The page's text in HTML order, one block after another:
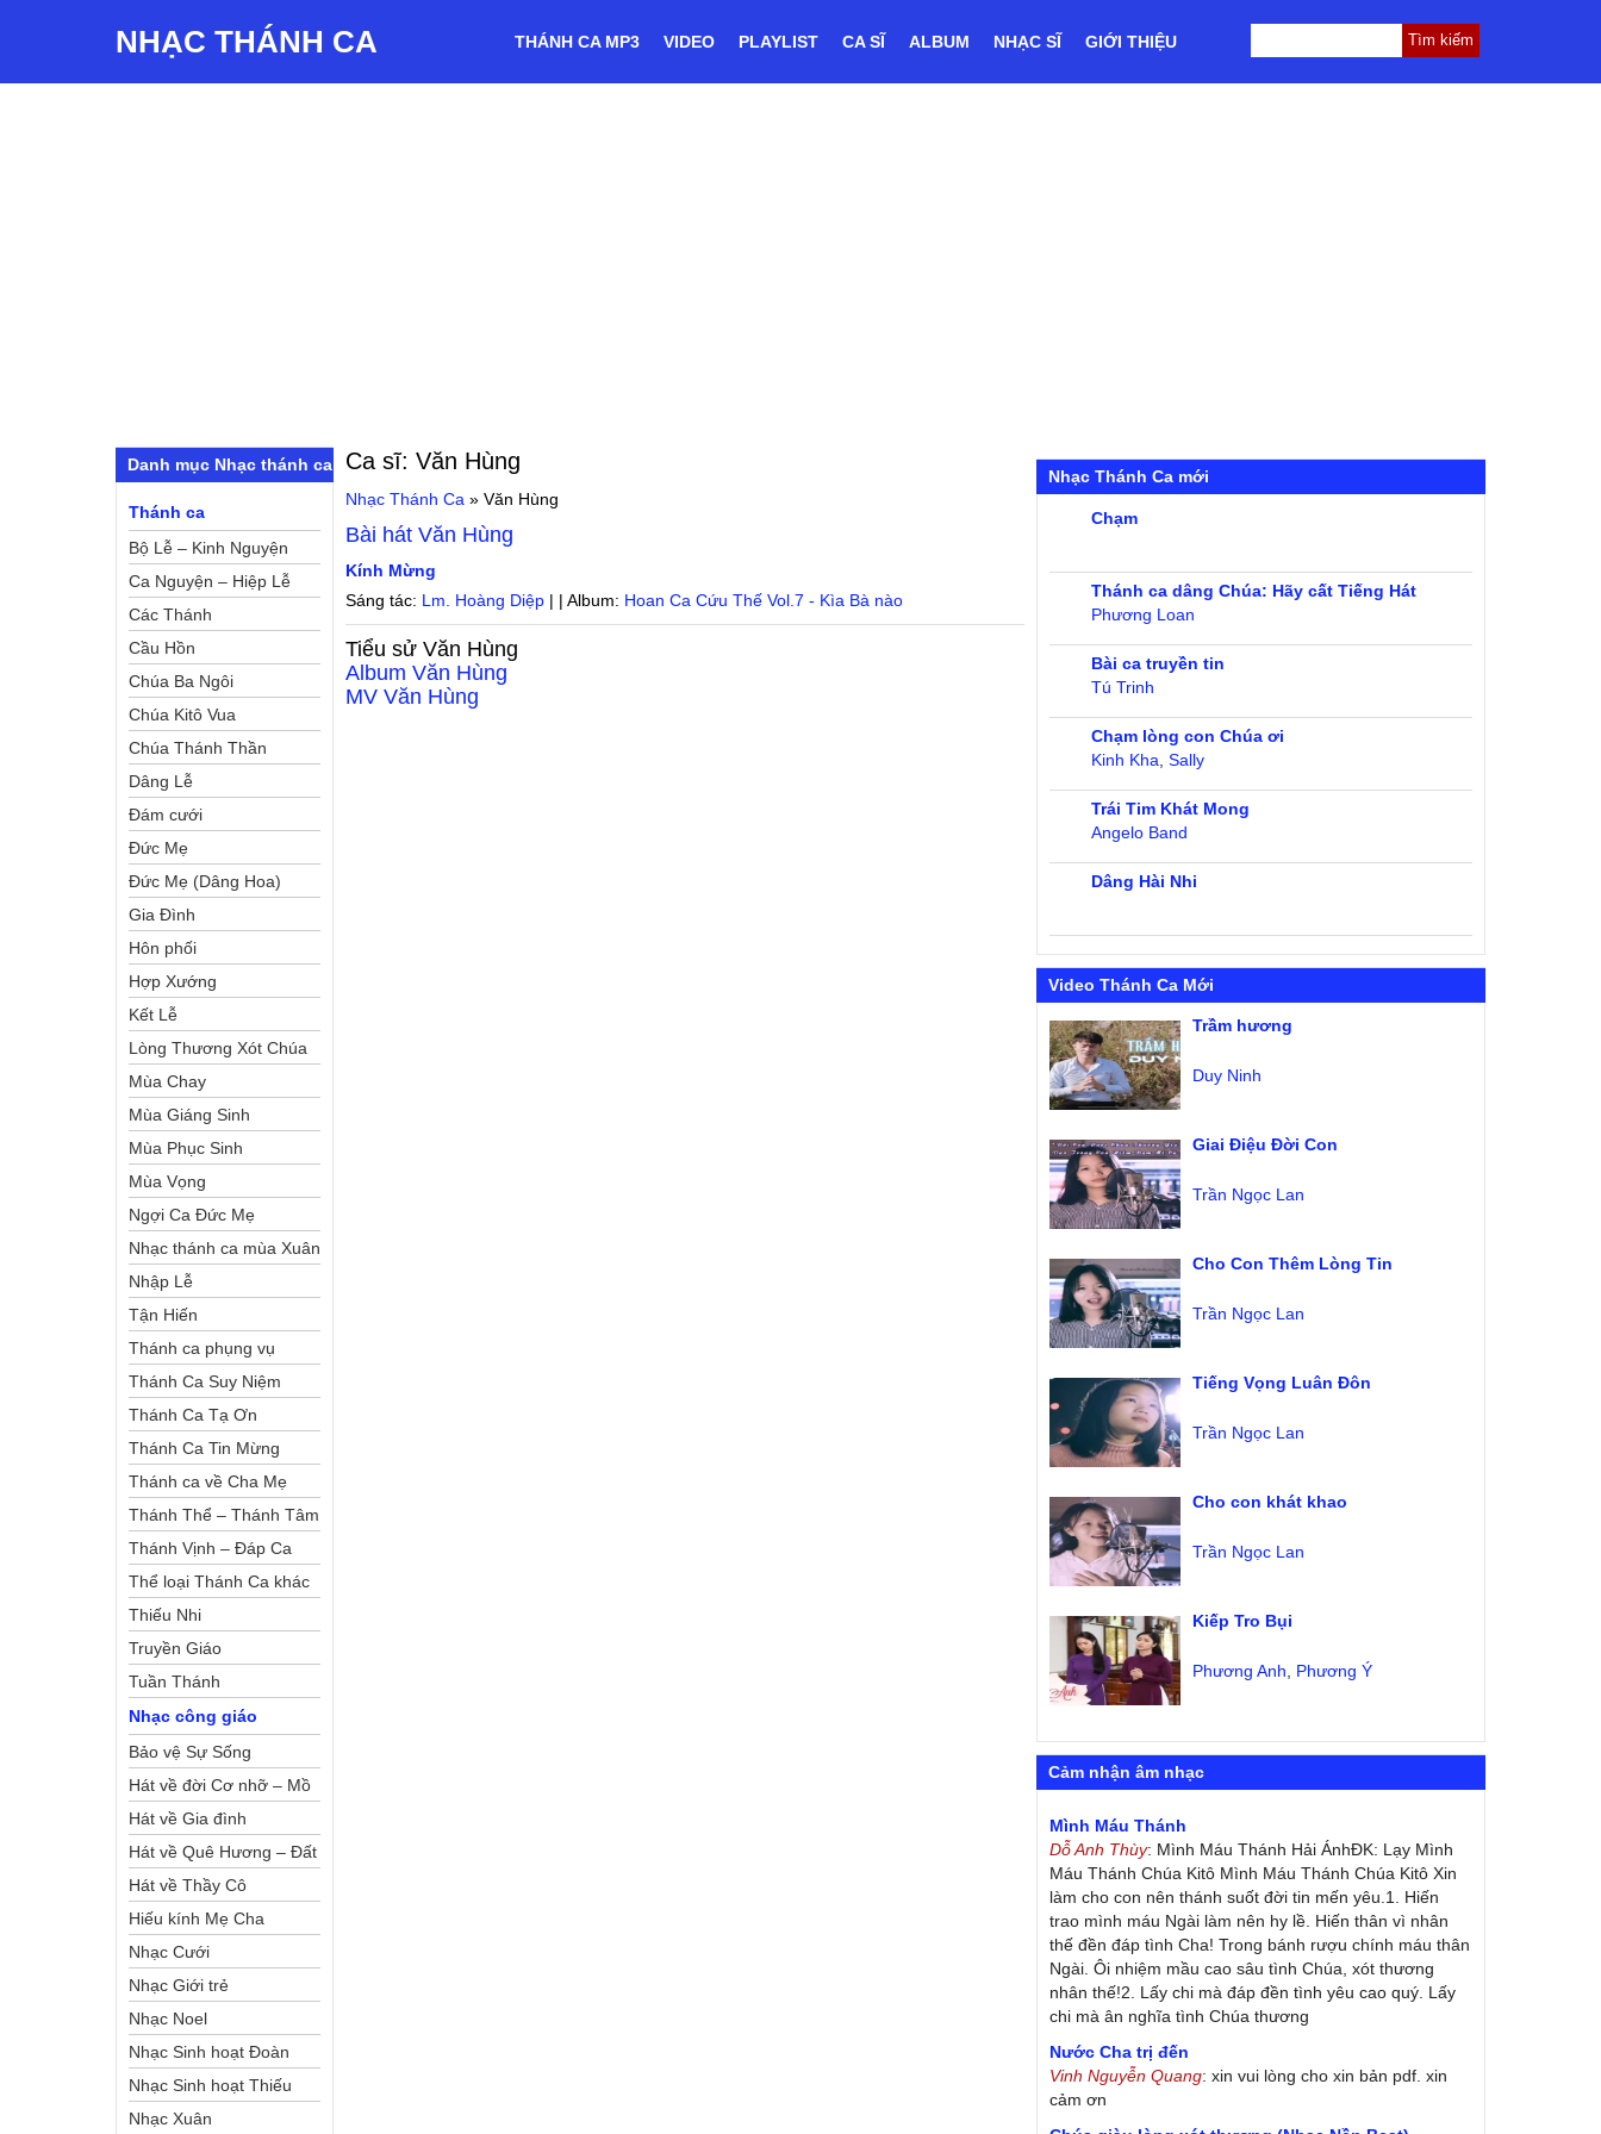
NHẠC THÁNH CA THÁNH CA MP3 VIDEO PLAYLIST CA SĨ ALBUM NHẠC SĨ GIỚI THIỆU
Ca sĩ:Văn Hùng
Nhạc Thánh Ca »Văn Hùng
Bài hátVăn Hùng
Kính Mừng
Sáng tác: Lm. Hoàng Diệp | | Album: Hoan Ca Cứu Thế Vol.7 - Kìa Bà nào
Tiểu sửVăn Hùng
AlbumVăn Hùng
MVVăn Hùng
Danh mục Nhạc thánh ca
Thánh ca
Bộ Lễ – Kinh Nguyện
Ca Nguyện – Hiệp Lễ
Các Thánh
Cầu Hồn
Chúa Ba Ngôi
Chúa Kitô Vua
Chúa Thánh Thần
Dâng Lễ
Đám cưới
Đức Mẹ
Đức Mẹ (Dâng Hoa)
Gia Đình
Hôn phối
Hợp Xướng
Kết Lễ
Lòng Thương Xót Chúa
Mùa Chay
Mùa Giáng Sinh
Mùa Phục Sinh
Mùa Vọng
Ngợi Ca Đức Mẹ
Nhạc thánh ca mùa Xuân
Nhập Lễ
Tận Hiến
Thánh ca phụng vụ
Thánh Ca Suy Niệm
Thánh Ca Tạ Ơn
Thánh Ca Tin Mừng
Thánh ca về Cha Mẹ
Thánh Thể – Thánh Tâm
Thánh Vịnh – Đáp Ca
Thể loại Thánh Ca khác
Thiếu Nhi
Truyền Giáo
Tuần Thánh
Nhạc công giáo
Bảo vệ Sự Sống
Hát về đời Cơ nhỡ – Mồ
côi
Hát về Gia đình
Hát về Quê Hương – Đất
Nước
Hát về Thầy Cô
Hiếu kính Mẹ Cha
Nhạc Cưới
Nhạc Giới trẻ
Nhạc Noel
Nhạc Sinh hoạt Đoàn
Thể Công Giáo
Nhạc Sinh hoạt Thiếu
Nhi
Nhạc Xuân
Nhạc Thánh Ca mới
Chạm
Thánh ca dâng Chúa: Hãy cất Tiếng Hát
Phương Loan
Bài ca truyền tin
Tú Trinh
Chạm lòng con Chúa ơi
Kinh Kha ,Sally
Trái Tim Khát Mong
Angelo Band
Dâng Hài Nhi
Video Thánh Ca Mới
Trầm hương
Duy Ninh
Giai Điệu Đời Con
Trần Ngọc Lan
Cho Con Thêm Lòng Tin
Trần Ngọc Lan
Tiếng Vọng Luân Đôn
Trần Ngọc Lan
Cho con khát khao
Trần Ngọc Lan
Kiếp Tro Bụi
Phương Anh Phương Ý
Cảm nhận âm nhạc
Mình Máu Thánh
Dỗ Anh Thùy: Mình Máu Thánh Hải ÁnhĐK: Lạy Mình
Máu Thánh Chúa Kitô Mình Máu Thánh Chúa Kitô Xin
làm cho con nên thánh suốt đời tin mến yêu.1. Hiến
trao mình máu Ngài làm nên hy lề. Hiến thân vì nhân
thế đền đáp tình Cha! Trong bánh rượu chính máu thân
Ngài. Ôi nhiệm mầu cao sâu tình Chúa, xót thương
nhân thế!2. Lấy chi mà đáp đền tình yêu cao quý. Lấy
chi mà ân nghĩa tình Chúa thương
Nước Cha trị đến
Vinh Nguyễn Quang: xin vui lòng cho xin bản pdf. xin
cảm ơn